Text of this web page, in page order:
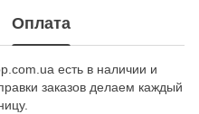
Оплата
есть в наличии и
заказов делаем каждый